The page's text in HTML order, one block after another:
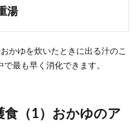
湯
かゆを炊いたときに出る汁のこ
最も早く消化できます。
食（1）おかゆのア